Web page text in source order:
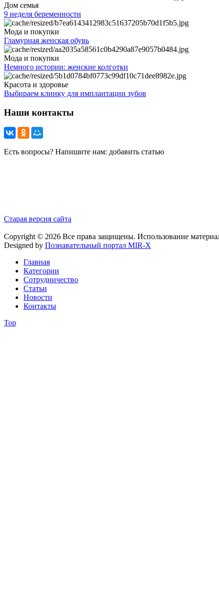
Дом семья
9 неделя беременности
Мода и покупки
Гламурная женская обувь
Мода и покупки
Немного истории: женские колготки
Красота и здоровье
Выбираем клинку для имплантации зубов
Наши контакты
Есть вопросы? Напишите нам: добавить статью
Старая версия сайта
Copyright © 2026 Все права защищены. Использование
Designed by Познавательный портал MIR-X
Главная
Категории
Сотрудничество
Статьи
Новости
Контакты
Top